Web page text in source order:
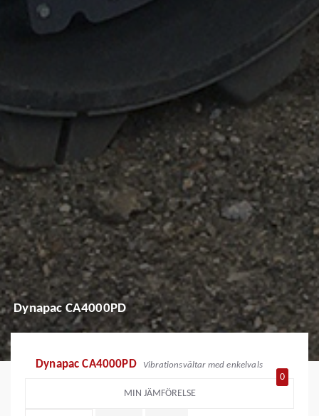
Dynapac CA4000PD
Dynapac CA4000PD Vibrationsvältar med enkelvals
0
MIN JÄMFÖRELSE